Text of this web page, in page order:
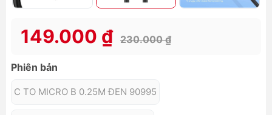
149.000 ₫ 230.000 ₫
Phiên bản
C TO MICRO B 0.25M ĐEN 90995